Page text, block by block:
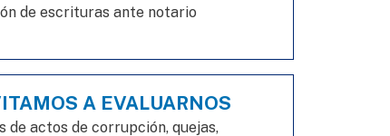
de escrituras ante notario
A EVALUARNOS
de actos de corrupción, quejas,